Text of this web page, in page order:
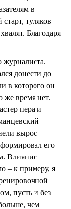
в
туляков
Благодаря
журналиста.
донести до
в которого он
же время нет.
пера и
вырос
его
Влияние
– к примеру, я
пусть и без
чем